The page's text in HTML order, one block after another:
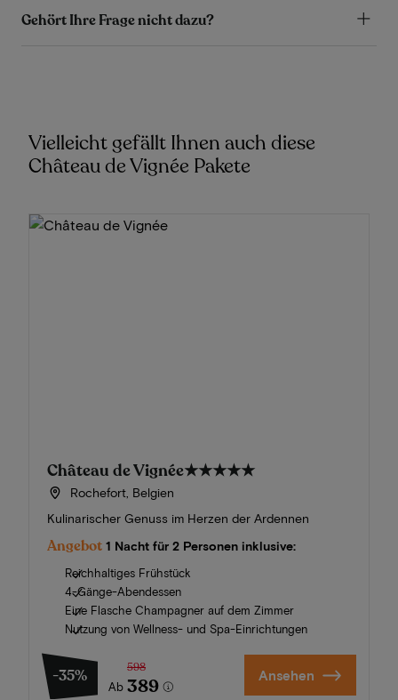
Gehört Ihre Frage nicht dazu?
Vielleicht gefällt Ihnen auch diese
Château de Vignée Pakete
Château de Vignée★★★★★
Rochefort, Belgien
Kulinarischer Genuss im Herzen der Ardennen
Angebot 1 Nacht für 2 Personen inklusive:
Reichhaltiges Frühstück
4-Gänge-Abendessen
Eine Flasche Champagner auf dem Zimmer
Nutzung von Wellness- und Spa-Einrichtungen
-35%
Ab
598
389 Ansehen